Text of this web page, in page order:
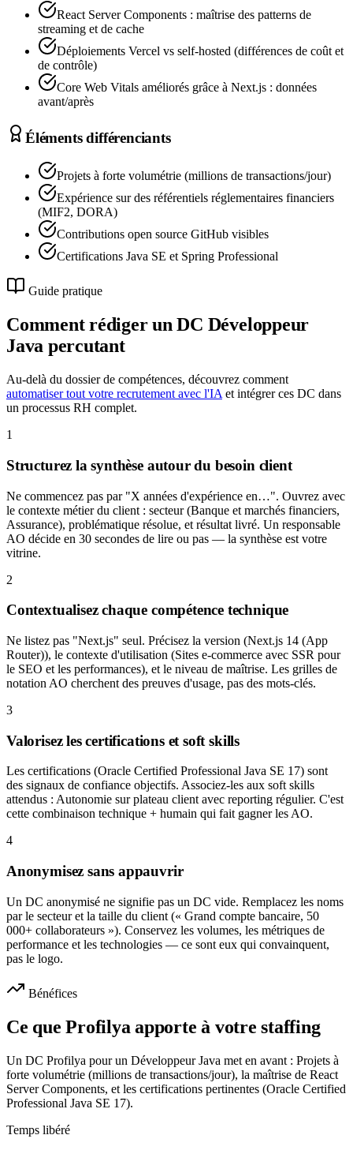
React Server Components : maîtrise des patterns de
streaming et de cache
Déploiements Vercel vs self-hosted (différences de coût et
de contrôle)
Core Web Vitals améliorés grâce à Next.js : données
avant/après
Éléments différenciants
Projets à forte volumétrie (millions de transactions/jour)
Expérience sur des référentiels réglementaires financiers
(MIF2, DORA)
Contributions open source GitHub visibles
Certifications Java SE et Spring Professional
Guide pratique
Comment rédiger un DC Développeur
Java percutant
Au-delà du dossier de compétences, découvrez comment
automatiser tout votre recrutement avec l'IA et intégrer ces DC dans
un processus RH complet.
1
Structurez la synthèse autour du besoin client
Ne commencez pas par "X années d'expérience en…". Ouvrez avec
le contexte métier du client : secteur (Banque et marchés financiers,
Assurance), problématique résolue, et résultat livré. Un responsable
AO décide en 30 secondes de lire ou pas — la synthèse est votre
vitrine.
2
Contextualisez chaque compétence technique
Ne listez pas "Next.js" seul. Précisez la version (Next.js 14 (App
Router)), le contexte d'utilisation (Sites e-commerce avec SSR pour
le SEO et les performances), et le niveau de maîtrise. Les grilles de
notation AO cherchent des preuves d'usage, pas des mots-clés.
3
Valorisez les certifications et soft skills
Les certifications (Oracle Certified Professional Java SE 17) sont
des signaux de confiance objectifs. Associez-les aux soft skills
attendus : Autonomie sur plateau client avec reporting régulier. C'est
cette combinaison technique + humain qui fait gagner les AO.
4
Anonymisez sans appauvrir
Un DC anonymisé ne signifie pas un DC vide. Remplacez les noms
par le secteur et la taille du client (« Grand compte bancaire, 50
000+ collaborateurs »). Conservez les volumes, les métriques de
performance et les technologies — ce sont eux qui convainquent,
pas le logo.
Bénéfices
Ce que Profilya apporte à votre staffing
Un DC Profilya pour un Développeur Java met en avant : Projets à
forte volumétrie (millions de transactions/jour), la maîtrise de React
Server Components, et les certifications pertinentes (Oracle Certified
Professional Java SE 17).
Temps libéré